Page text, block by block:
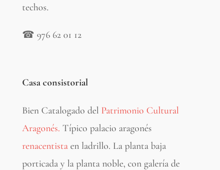
techos.
☎ 976 62 01 12
Casa consistorial
Bien Catalogado del Patrimonio Cultural
Aragonés. Típico palacio aragonés
renacentista en ladrillo. La planta baja
porticada y la planta noble, con galería de